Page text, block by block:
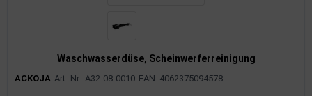
Waschwasserdüse, Scheinwerferreinigung
ACKOJA Art.-Nr.: A32-08-0010 EAN: 4062375094578